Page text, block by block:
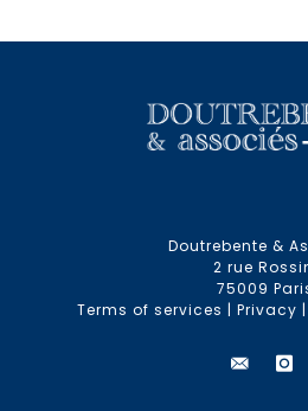
Doutrebente &
2 rue
75009
Terms of services | Privacy |